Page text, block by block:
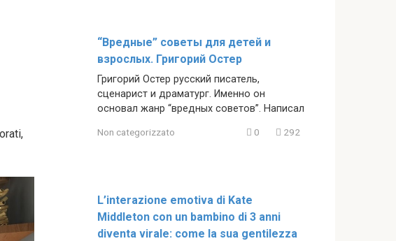
“Вредные” советы для детей и
взрослых. Григорий Остер
Григорий Остер русский писатель,
сценарист и драматург. Именно он
основал жанр “вредных советов”. Написал
Non categorizzato 0 292
L’interazione emotiva di Kate
Middleton con un bambino di 3 anni
diventa virale: come la sua gentilezza